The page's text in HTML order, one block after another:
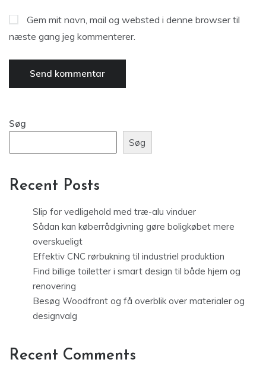
Gem mit navn, mail og websted i denne browser til
næste gang jeg kommenterer.
Søg
Søg
Recent Posts
Slip for vedligehold med træ-alu vinduer
Sådan kan køberrådgivning gøre boligkøbet mere
overskueligt
Effektiv CNC rørbukning til industriel produktion
Find billige toiletter i smart design til både hjem og
renovering
Besøg Woodfront og få overblik over materialer og
designvalg
Recent Comments